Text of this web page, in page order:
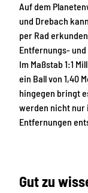
l
a
n
e
t
a
r
i
u
d
Auf dem
und Drebach
per Rad
Entfernungs-
Im Maßstab 1:1
ein Ball von 1,40
hingegen bringt
werden nicht nur
Entfernungen
Gut zu